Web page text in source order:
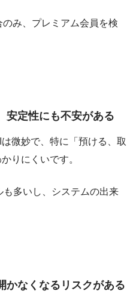
み、プレミアム会員を検
安定性にも不安がある
微妙で、特に「預ける、取
りにくいです。
多いし、システムの出来
かなくなるリスクがある